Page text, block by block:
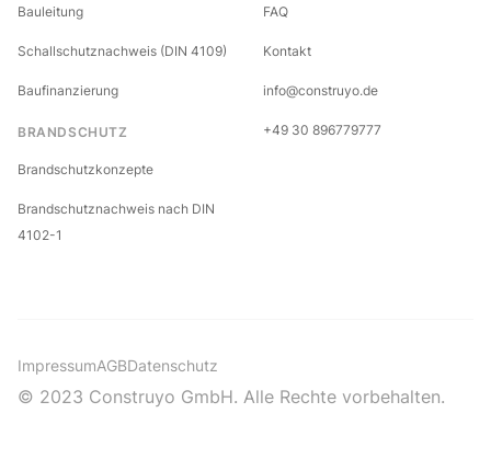
Bauleitung
Schallschutznachweis (DIN 4109)
Baufinanzierung
BRANDSCHUTZ
Brandschutzkonzepte
Brandschutznachweis nach DIN
4102-1
FAQ
Kontakt
info@construyo.de
+49 30 896779777
ImpressumAGBDatenschutz
© 2023 Construyo GmbH. Alle Rechte vorbehalten.